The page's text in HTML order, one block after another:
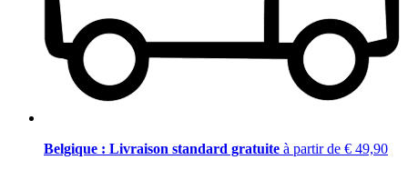
Belgique : Livraison standard gratuite à partir de € 49,90